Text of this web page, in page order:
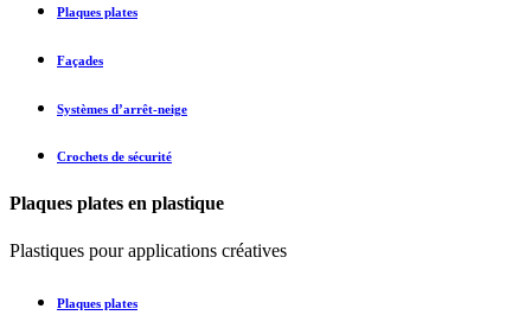
Plaques plates
Façades
Systèmes d’arrêt-neige
Crochets de sécurité
Plaques plates en plastique
Plastiques pour applications créatives
Plaques plates